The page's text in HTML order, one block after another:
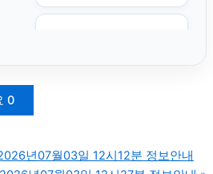
0
년07월03일 12시12분 정보안내